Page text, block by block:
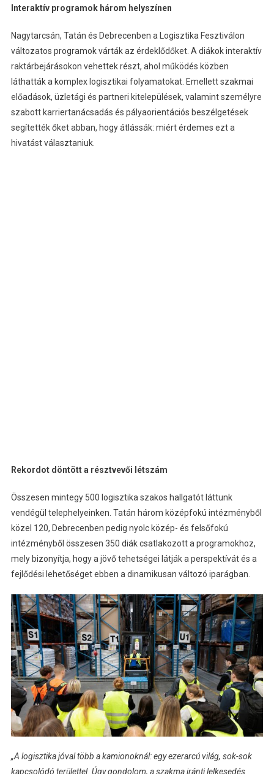
Interaktív programok három helyszínen
Nagytarcsán, Tatán és Debrecenben a Logisztika Fesztiválon
változatos programok várták az érdeklődőket. A diákok interaktív
raktárbejárásokon vehettek részt, ahol működés közben
láthatták a komplex logisztikai folyamatokat. Emellett szakmai
előadások, üzletági és partneri kitelepülések, valamint személyre
szabott karriertanácsadás és pályaorientációs beszélgetések
segítették őket abban, hogy átlássák: miért érdemes ezt a
hivatást választaniuk.
Rekordot döntött a résztvevői létszám
Összesen mintegy 500 logisztika szakos hallgatót láttunk
vendégül telephelyeinken. Tatán három középfokú intézményből
közel 120, Debrecenben pedig nyolc közép- és felsőfokú
intézményből összesen 350 diák csatlakozott a programokhoz,
mely bizonyítja, hogy a jövő tehetségei látják a perspektívát és a
fejlődési lehetőséget ebben a dinamikusan változó iparágban.
„A logisztika jóval több a kamionoknál: egy ezerarcú világ, sok-sok
kapcsolódó területtel. Úgy gondolom, a szakma iránti lelkesedés